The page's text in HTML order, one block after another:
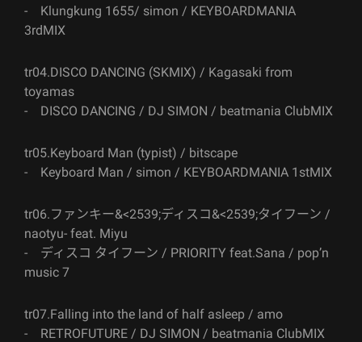
- Klungkung 1655/ simon / KEYBOARDMANIA
3rdMIX
tr04.DISCO DANCING (SKMIX) / Kagasaki from
toyamas
- DISCO DANCING / DJ SIMON / beatmania ClubMIX
tr05.Keyboard Man (typist) / bitscape
- Keyboard Man / simon / KEYBOARDMANIA 1stMIX
tr06.ファンキー&<2539;ディスコ&<2539;タイフーン /
naotyu- feat. Miyu
- ディスコ タイフーン / PRIORITY feat.Sana / pop’n
music 7
tr07.Falling into the land of half asleep / amo
- RETROFUTURE / DJ SIMON / beatmania ClubMIX